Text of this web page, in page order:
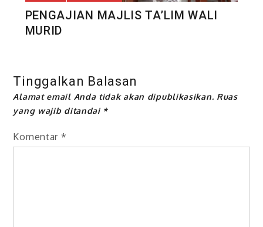
PENGAJIAN MAJLIS TA’LIM WALI
MURID
Tinggalkan Balasan
Alamat email Anda tidak akan dipublikasikan. Ruas
yang wajib ditandai *
Komentar *